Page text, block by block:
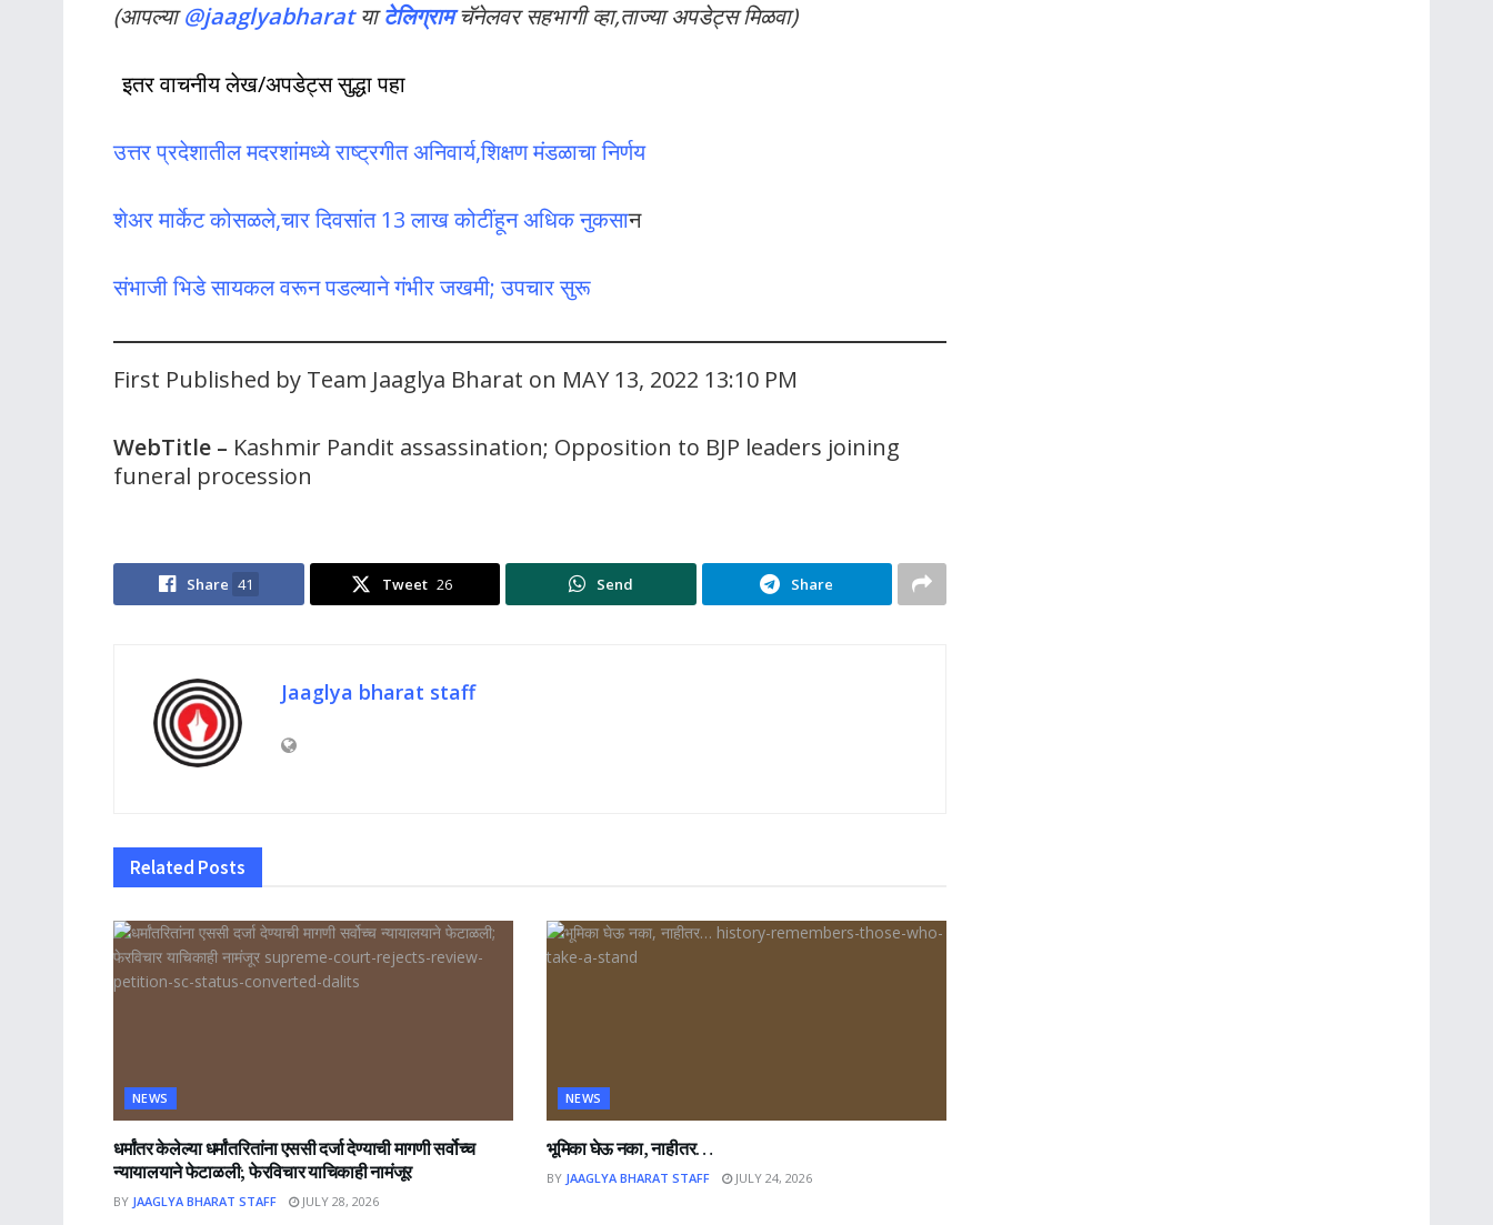
(आपल्या@jaaglyabharat याटेलिग्राम चॅनेलवर सहभागी व्हा,ताज्या अपडेट्स मिळवा)
इतर वाचनीय लेख/अपडेट्स सुद्धा पहा
उत्तर प्रदेशातील मदरशांमध्ये राष्ट्रगीत अनिवार्य,शिक्षण मंडळाचा निर्णय
शेअर मार्केट कोसळले,चार दिवसांत 13 लाख कोटींहून अधिक नुकसान
संभाजी भिडे सायकल वरून पडल्याने गंभीर जखमी; उपचार सुरू
First Published by Team Jaaglya Bharat on MAY 13, 2022 13:10 PM
WebTitle – Kashmir Pandit assassination; Opposition to BJP leaders joining
funeral procession
Share 41 Tweet 26 Send Share
Jaaglya bharat staff
Related Posts
NEWS
धर्मांतर केलेल्या धर्मांतरितांना एससी दर्जा देण्याची मागणी सर्वोच्च
न्यायालयाने फेटाळली; फेरविचार याचिकाही नामंजूर
BY JAAGLYA BHARAT STAFF JULY 28, 2026
NEWS
भूमिका घेऊ नका, नाहीतर…
BY JAAGLYA BHARAT STAFF JULY 24, 2026